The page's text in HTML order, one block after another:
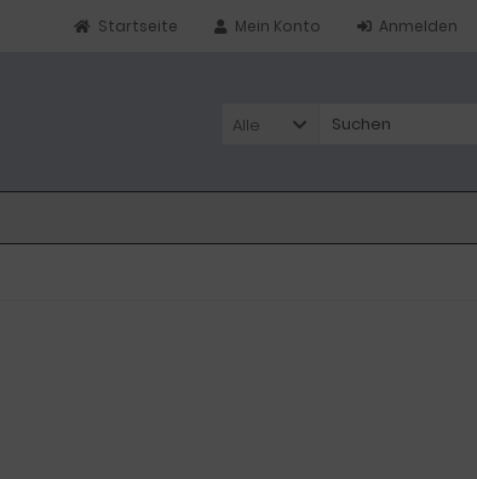
Anmelden
Mein Konto
Startseite
Alle